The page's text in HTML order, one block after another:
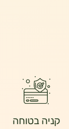
קניה בטוחה